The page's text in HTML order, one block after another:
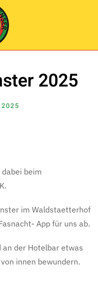
2025
beim
im Waldstaetterhof
App für uns ab.
an der Hotelbar etwas
innen bewundern.